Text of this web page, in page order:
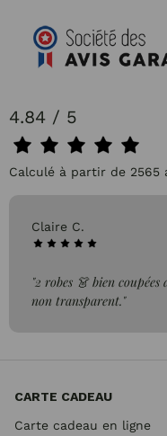
4.84 / 5
Calculé à partir de 2565
Claire C.
"2 robes 👗 bien
non transparent."
CARTE CADEAU
Carte cadeau en ligne